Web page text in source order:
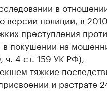
в
версии полиции, в
преступления
покушении на
4 ст. 159 УК РФ),
тяжкие
и растрате